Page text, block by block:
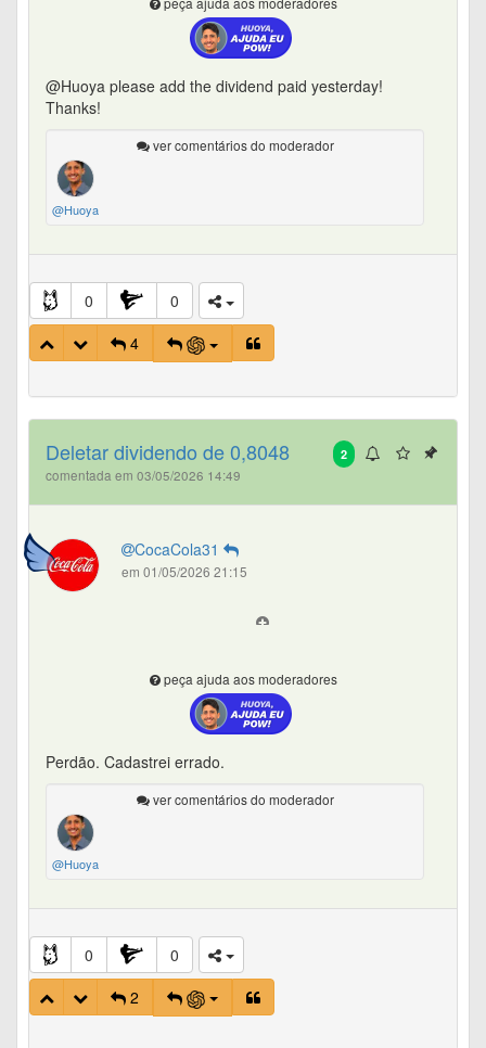
@Huoya please add the dividend paid yesterday!
Thanks!
ver comentários do moderador
@Huoya
0
0
4
2
Deletar dividendo de 0,8048
comentada em 03/05/2026 14:49
CocaCola31
em 01/05/2026 21:15
peça ajuda aos moderadores
Perdão. Cadastrei errado.
ver comentários do moderador
@Huoya
0
0
2